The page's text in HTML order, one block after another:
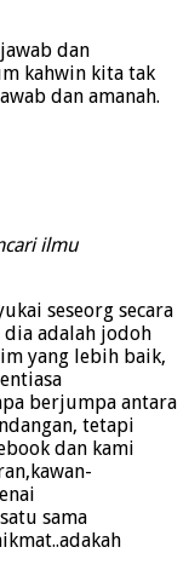
dan
kahwin kita tak
dan amanah.
ilmu
seseorg secara
dia adalah jodoh
yang lebih baik,
berjumpa antara
tetapi
dan kami
sama